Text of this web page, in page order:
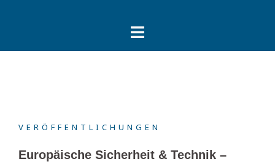
VERÖFFENTLICHUNGEN
Europäische Sicherheit & Technik –